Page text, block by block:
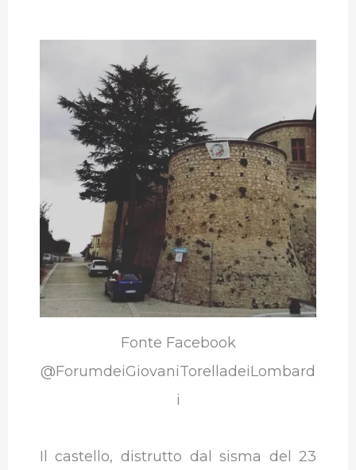
Fonte Facebook
@ForumdeiGiovaniTorelladeiLombard
i
Il castello, distrutto dal sisma del 23